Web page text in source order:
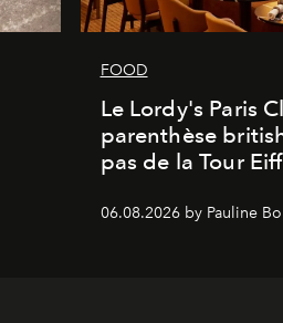
FOOD
Le Lordy's Paris
parenthèse
pas de la Tour
06.08.2026 by Pauline